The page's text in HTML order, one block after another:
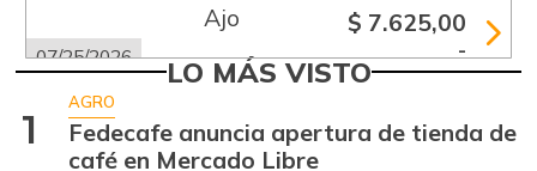
Ajo
07/25/2026
$ 7.625,00
-
07/25/2026 -
LO MÁS VISTO
1
AGRO
Fedecafe anuncia apertura de tienda de
café en Mercado Libre